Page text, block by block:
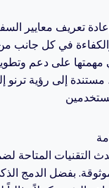
تعريف معايير
في كل جانب
على دعم وتطوير
إلى رؤية ترنو
التقنيات المتاحة
بفضل الدمج